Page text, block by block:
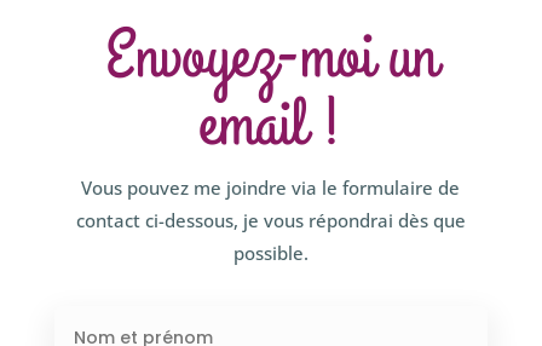
Envoyez-moi un
email !
Vous pouvez me joindre via le formulaire de
contact ci-dessous, je vous répondrai dès que
possible.